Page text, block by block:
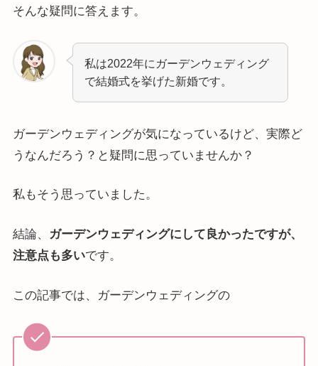
そんな疑問に答えます。
私は2022年にガーデンウェディング
で結婚式を挙げた新婚です。
ガーデンウェディングが気になっているけど、実際ど
うなんだろう？と疑問に思っていませんか？
私もそう思っていました。
結論、
ガーデンウェディングにして良かったですが、
注意点も多いです。
この記事では、ガーデンウェディングの